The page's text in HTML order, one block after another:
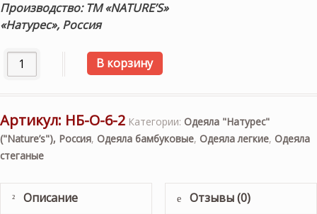
Производство: ТМ «NATURE’S»
«Натурес», Россия
Количество товара "Натуральный бамбук" 160х210см.
В корзину
Артикул: НБ-О-6-2 Категории: Одеяла "Натурес"
("Nature’s"), Россия, Одеяла бамбуковые, Одеяла легкие, Одеяла
стеганые
Описание Отзывы (0)